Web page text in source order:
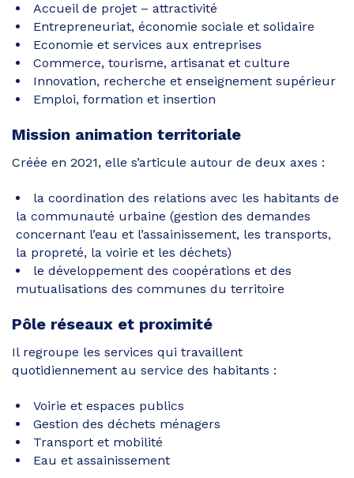
Accueil de projet – attractivité
Entrepreneuriat, économie sociale et solidaire
Economie et services aux entreprises
Commerce, tourisme, artisanat et culture
Innovation, recherche et enseignement supérieur
Emploi, formation et insertion
Mission animation territoriale
Créée en 2021, elle s’articule autour de deux axes :
la coordination des relations avec les habitants de
la communauté urbaine (gestion des demandes
concernant l’eau et l’assainissement, les transports,
la propreté, la voirie et les déchets)
le développement des coopérations et des
mutualisations des communes du territoire
Pôle réseaux et proximité
Il regroupe les services qui travaillent
quotidiennement au service des habitants :
Voirie et espaces publics
Gestion des déchets ménagers
Transport et mobilité
Eau et assainissement